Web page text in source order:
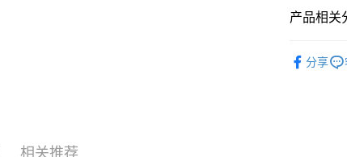
产品相关
分享
相关推荐